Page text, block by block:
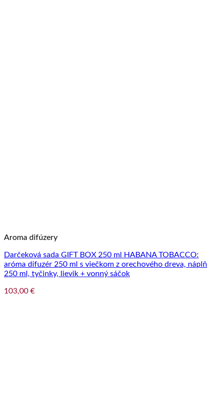
Aroma difúzery
Darčeková sada GIFT BOX 250 ml HABANA TOBACCO:
aróma difuzér 250 ml s viečkom z orechového dreva, náplň
250 ml, tyčinky, lievik + vonný sáčok
103,00 €